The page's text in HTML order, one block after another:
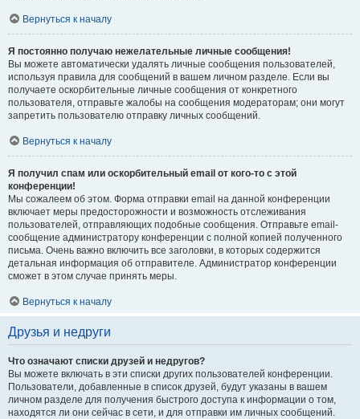
Вернуться к началу
Я постоянно получаю нежелательные личные сообщения!
Вы можете автоматически удалять личные сообщения пользователей,
используя правила для сообщений в вашем личном разделе. Если вы
получаете оскорбительные личные сообщения от конкретного
пользователя, отправьте жалобы на сообщения модераторам; они могут
запретить пользователю отправку личных сообщений.
Вернуться к началу
Я получил спам или оскорбительный email от кого-то с этой
конференции!
Мы сожалеем об этом. Форма отправки email на данной конференции
включает меры предосторожности и возможность отслеживания
пользователей, отправляющих подобные сообщения. Отправьте email-
сообщение администратору конференции с полной копией полученного
письма. Очень важно включить все заголовки, в которых содержится
детальная информация об отправителе. Администратор конференции
сможет в этом случае принять меры.
Вернуться к началу
Друзья и недруги
Что означают списки друзей и недругов?
Вы можете включать в эти списки других пользователей конференции.
Пользователи, добавленные в список друзей, будут указаны в вашем
личном разделе для получения быстрого доступа к информации о том,
находятся ли они сейчас в сети, и для отправки им личных сообщений.